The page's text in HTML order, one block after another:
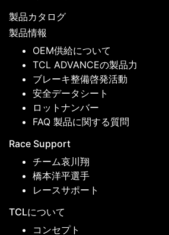
製品カタログ
製品情報
OEM供給について
TCL ADVANCEの製品力
ブレーキ整備啓発活動
安全データシート
ロットナンバー
FAQ 製品に関する質問
Race Support
チーム哀川翔
橋本洋平選手
レースサポート
TCLについて
コンセプト